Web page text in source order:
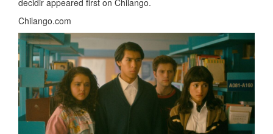
Chilango.com